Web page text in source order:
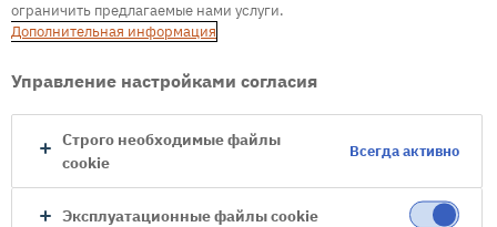
Go to Homepage
ограничить предлагаемые нами услуги.
Дополнительная информация
Управление настройками согласия
Строго необходимые файлы
cookie
Всегда активно
Эксплуатационные файлы cookie